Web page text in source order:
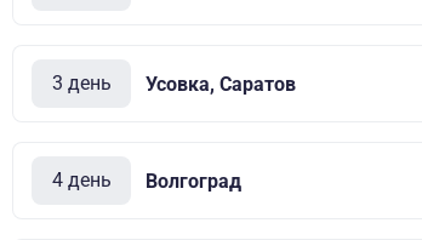
3 день Усовка, Саратов
4 день Волгоград